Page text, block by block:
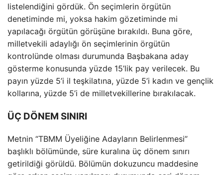
listelendiğini gördük. Ön seçimlerin örgütün
denetiminde mi, yoksa hakim gözetiminde mi
yapılacağı örgütün görüşüne bırakıldı. Buna göre,
milletvekili adaylığı ön seçimlerinin örgütün
kontrolünde olması durumunda Başbakana aday
gösterme konusunda yüzde 15’lik pay verilecek. Bu
payın yüzde 5’i il teşkilatına, yüzde 5’i kadın ve gençlik
kollarına, yüzde 5’i de milletvekillerine bırakılacak.
ÜÇ DÖNEM SINIRI
Metnin “TBMM Üyeliğine Adayların Belirlenmesi”
başlıklı bölümünde, süre kuralına üç dönem sınırı
getirildiği görüldü. Bölümün dokuzuncu maddesine